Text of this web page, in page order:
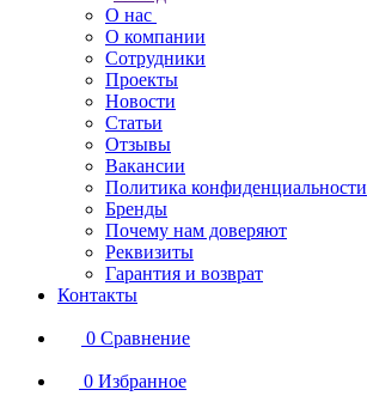
О нас
О компании
Сотрудники
Проекты
Новости
Статьи
Отзывы
Вакансии
Политика конфиденциальности
Бренды
Почему нам доверяют
Реквизиты
Гарантия и возврат
Контакты
0 Сравнение
0 Избранное